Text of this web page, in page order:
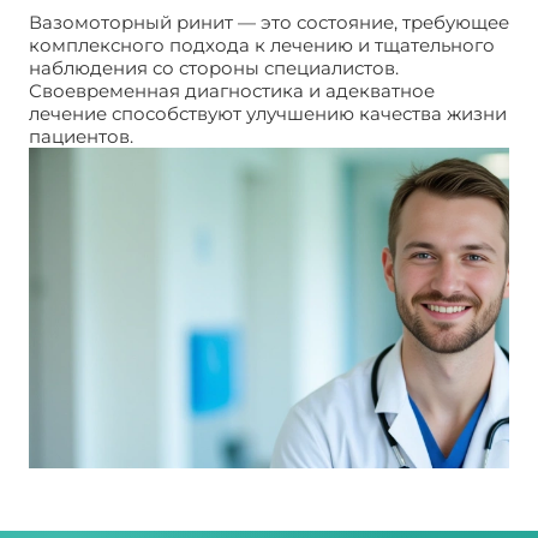
Вазомоторный ринит — это состояние, требующее
комплексного подхода к лечению и тщательного
наблюдения со стороны специалистов.
Своевременная диагностика и адекватное
лечение способствуют улучшению качества жизни
пациентов.